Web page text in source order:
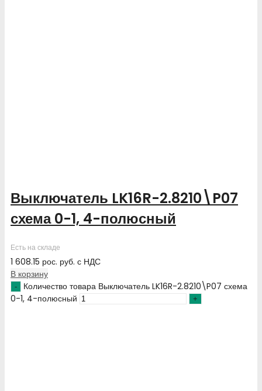
Выключатель LK16R-2.8210\P07
схема 0-1, 4-полюсный
Есть на складе
1 608.15 рос. руб. с НДС
В корзину
Количество товара Выключатель LK16R-2.8210\P07 схема
0-1, 4-полюсный